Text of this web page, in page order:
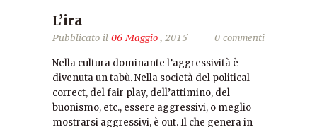
L’ira
Pubblicato il 06 Maggio, 2015 0 commenti
Nella cultura dominante l’aggressività è
divenuta un tabù. Nella società del political
correct, del fair play, dell’attimino, del
buonismo, etc., essere aggressivi, o meglio
mostrarsi aggressivi, è out. Il che genera in